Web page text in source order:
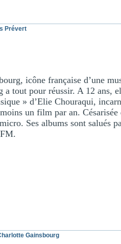
Prévert
icône française d’une
a tout pour réussir. A 12 ans,
» d’Elie Chouraqui,
un film par an.
Ses albums sont salués
Gainsbourg